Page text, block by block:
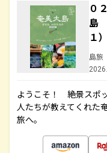
０
島
１
島旅
ようこそ！ 絶景スポ
人たちが教えてくれた
旅へ。